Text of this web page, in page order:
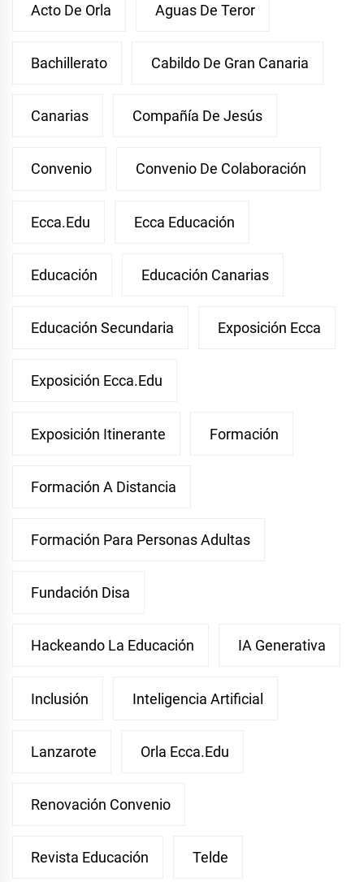
Acto De Orla Aguas De Teror
Bachillerato Cabildo De Gran Canaria
Canarias Compañía De Jesús
Convenio Convenio De Colaboración
Ecca.edu Ecca Educación
Educación Educación Canarias
Educación Secundaria Exposición Ecca
Exposición Ecca.edu
Exposición Itinerante Formación
Formación A Distancia
Formación Para Personas Adultas
Fundación Disa
Hackeando La Educación IA Generativa
Inclusión Inteligencia Artificial
Lanzarote Orla Ecca.edu
Renovación Convenio
Revista Educación Telde